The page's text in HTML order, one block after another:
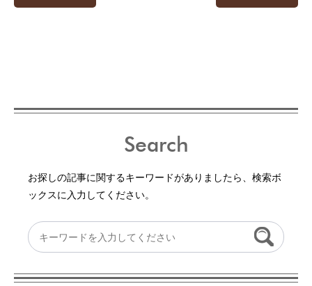
Search
お探しの記事に関するキーワードがありましたら、検索ボ
ックスに入力してください。